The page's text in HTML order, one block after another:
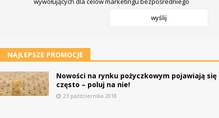
wyślij
NAJLEPSZE PROMOCJE
Nowości na rynku pożyczkowym pojawiają się
często – poluj na nie!
23 października 2018